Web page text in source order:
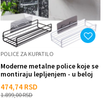
POLICE ZA KUPATILO
Moderne metalne police koje se
montiraju lepljenjem - u beloj
474,74 RSD
1.899,00RSD